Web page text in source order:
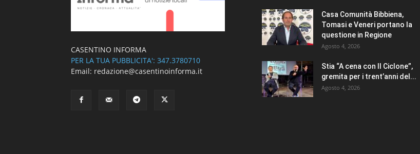
CASENTINO INFORMA
PER LA TUA PUBBLICITA': 347.3780710
Email: redazione@casentinoinforma.it
Casa Comunità Bibbiena,
Tomasi e Veneri portano la
questione in Regione
Agosto 4, 2026
Stia “A cena con Il Ciclone”,
gremita per i trent’anni del...
Agosto 4, 2026